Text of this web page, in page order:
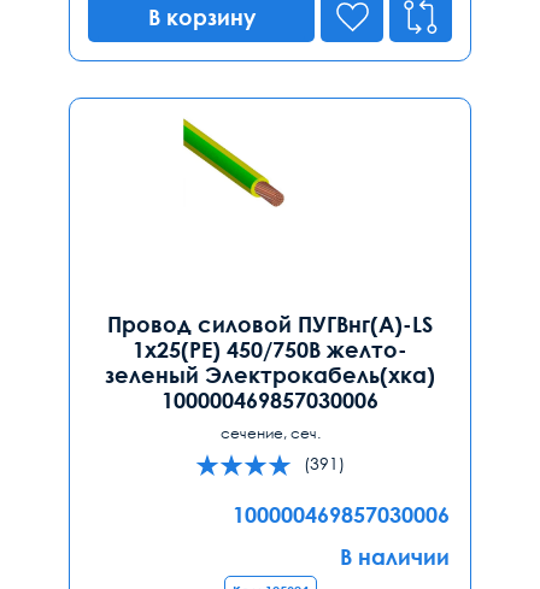
В корзину
Провод силовой ПУГВнг(А)-LS
1х25(PE) 450/750В желто-
зеленый Электрокабель(хка)
100000469857030006
сечение, сеч.
(391)
100000469857030006
В наличии